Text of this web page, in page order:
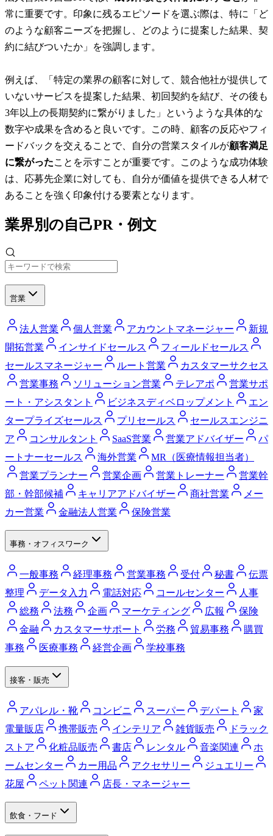
常に重要です。印象に残るエピソードを選ぶ際は、特に「ど
のような顧客ニーズを把握し、どのように提案した結果、契
約に結びついたか」を強調します。
例えば、「特定の業界の顧客に対して、競合他社が提供して
いないサービスを提案した結果、初回契約を結び、その後も
3年以上の長期契約に繋がりました」というような具体的な
数字や成果を含めると良いです。この時、顧客の反応やフィ
ードバックを交えることで、自分の営業スタイルが顧客満足
に繋がったことを示すことが重要です。このような成功体験
は、応募先企業に対しても、自分が価値を提供できる人材で
あることを強く印象付ける要素となります。
業界別の自己PR・例文
営業
法人営業 個人営業 アカウントマネージャー
新規
開拓営業
インサイドセールス
フィールドセールス
セールスマネージャー
ルート営業
カスタマーサクセス
営業事務
ソリューション営業 テレアポ
営業サポ
ート・アシスタント
ビジネスディベロップメント
エン
タープライズセールス
プリセールス
セールスエンジニ
ア
コンサルタント SaaS営業 営業アドバイザー
パ
ートナーセールス
海外営業
MR（医療情報担当者）
営業プランナー
営業企画 営業トレーナー
営業幹
部・幹部候補
キャリアアドバイザー 商社営業
メー
カー営業
金融法人営業 保険営業
事務・オフィスワーク
一般事務 経理事務 営業事務 受付 秘書
伝票
整理
データ入力 電話対応 コールセンター
人事
総務
法務 企画 マーケティング 広報
保険
金融
カスタマーサポート 労務 貿易事務
購買
事務
医療事務 経営企画 学校事務
接客・販売
アパレル・靴 コンビニ スーパー デパート
家
電量販店
携帯販売 インテリア 雑貨販売
ドラック
ストア
化粧品販売 書店 レンタル 音楽関連
ホ
ームセンター
カー用品 アクセサリー
ジュエリー
花屋
ペット関連 店長・マネージャー
飲食・フード